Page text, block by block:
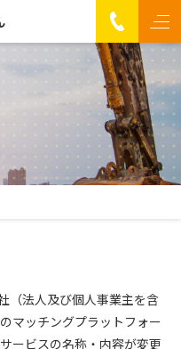
（法人及び個人事業主を含
マッチングプラットフォー
ービスの名称・内容が変更